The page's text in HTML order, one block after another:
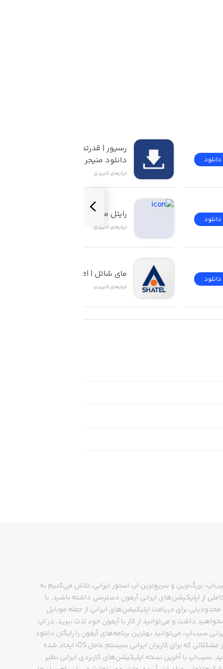
دانلود
دانلود
دانلود
دانلود منیجر iOS
ابزار‌های کاربردی
رایتل من | My Rightel
ابزار‌های کاربردی
مای شاتل | My Shatel
ابزار‌های کاربردی
بزرگ‌ترین و سریع‌ترین اپ استور ایرانی، تلاش می‌کنیم به
از اپلیکیشن‌های ایرانی آیفون دسترسی داشته باشید. با
برای دریافت اپلیکیشن‌های ایرانی از جمله موبایل
داشت و می‌توانید از کار با آیفون خود لذت ببرید. در اپ
سیب‌اپ، می‌توانید بهترین برنامه‌های آیفون را رایگان دانلود
کنید و از مشکلاتی که برای کاربران ایرانی سیستم عامل iOS ایجاد شده
سیب‌اپ با آخرین نسخه اپلیکیشن‌های کاربردی ایرانی نظیر